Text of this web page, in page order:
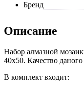
Бренд
Описание
Набор алмазной
40x50. Качество
В комплект входит: